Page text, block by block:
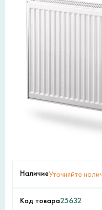
НаличиеУточняйте
Код товара25632